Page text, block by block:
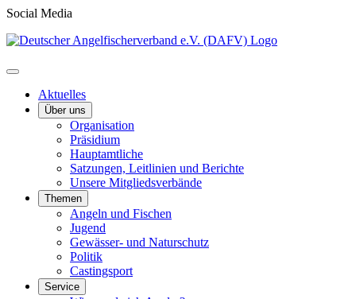
Social Media
Aktuelles
Über uns
Organisation
Präsidium
Hauptamtliche
Satzungen, Leitlinien und Berichte
Unsere Mitgliedsverbände
Themen
Angeln und Fischen
Jugend
Gewässer- und Naturschutz
Politik
Castingsport
Service